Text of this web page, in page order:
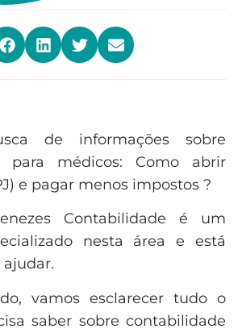
de informações sobre
para médicos: Como abrir
e pagar menos impostos ?
Contabilidade é um
nesta área e está
vamos esclarecer tudo o
saber sobre contabilidade